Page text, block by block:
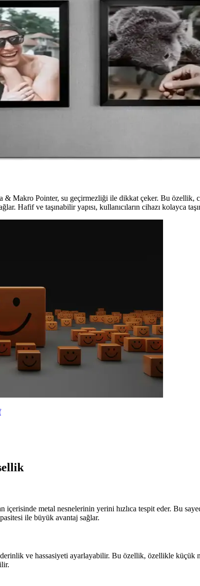
ve Esneklik Arasındaki Denge
ve esneklik önemli. Malzeme seçimi, bağlantı detayları ve
Yaşam Alanlarınızı Geliştirin
kitaplıklar, malzeme ve tasarım detaylarıyla alanınıza
ve Şık Tasarım İpuçları
estetik katmanlar ekleyen önemli detaylardır. Farklı
Makro Pointer, su geçirmezliği ile dikkat çeker. Bu özellik,
Hafif ve taşınabilir yapısı, kullanıcıların cihazı kolayca
metal nesnelerinin yerini hızlıca tespit eder. Bu
ile büyük avantaj sağlar.
ve hassasiyeti ayarlayabilir. Bu özellik, özellikle küçük